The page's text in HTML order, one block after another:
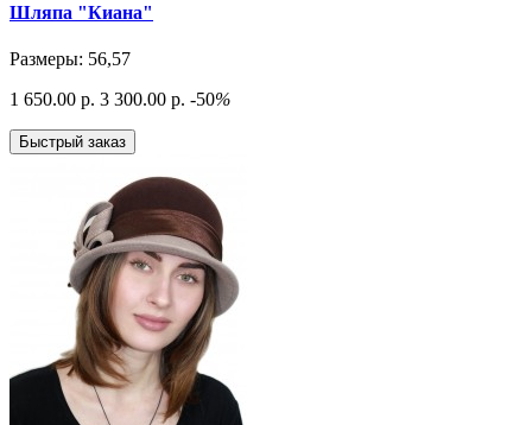
Шляпа "Киана"
Размеры: 56,57
1 650.00 р. 3 300.00 р. -50%
Быстрый заказ